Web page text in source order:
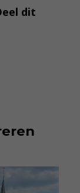
dit